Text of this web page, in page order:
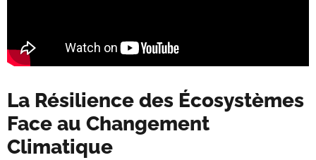
La Résilience des Écosystèmes
Face au Changement
Climatique